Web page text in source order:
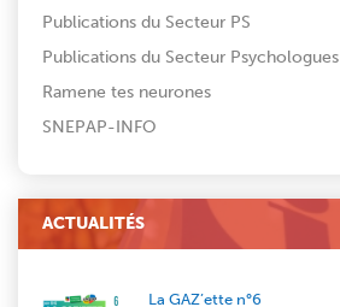
Publications du Secteur PS
Publications du Secteur Psychologues
Ramene tes neurones
SNEPAP-INFO
ACTUALITÉS
La GAZ’ette n°6